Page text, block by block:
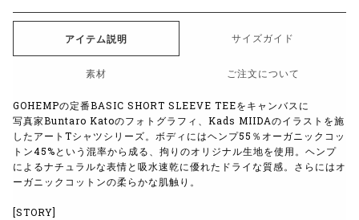
アイテム説明 サイズガイド
素材 ご注文について
GOHEMPの定番BASIC SHORT SLEEVE TEEをキャンバスに
写真家Buntaro Katoのフォトグラフィ、Kads MIIDAのイラストを施
したアートTシャツシリーズ。ボディにはヘンプ55％オーガニックコッ
トン45%という混率から成る、拘りのオリジナル生地を使用。ヘンプ
によるナチュラルな表情と吸水速乾に優れたドライな質感。さらにはオ
ーガニックコットンの柔らかな肌触り。
[STORY]